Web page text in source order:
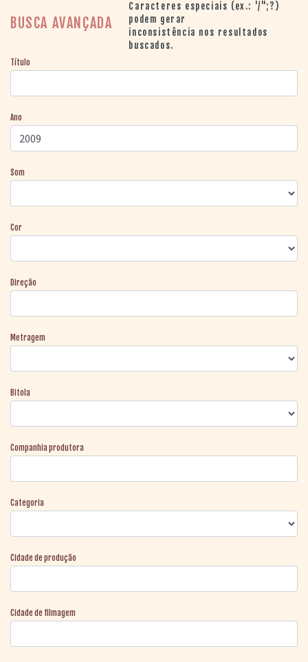
> ARQUIVO
> FILMOGRAFIAS DE
> DISCOGRAFIAS
LOCALIZAÇÃO
BUSCA AVANÇADA
Caracteres especiais (ex.: '/";?)
podem gerar
inconsistência nos resultados
buscados.
Título
Ano
Som
Cor
Direção
Metragem
Bitola
Companhia produtora
Categoria
Cidade de produção
Cidade de filmagem